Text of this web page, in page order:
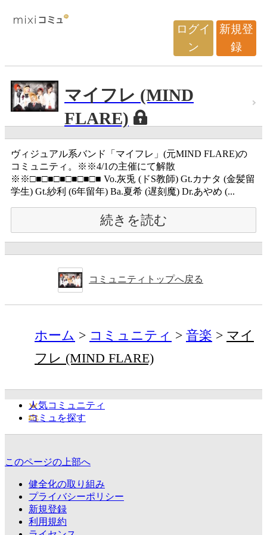
ログイ
ン
新規登
録
マイフレ (MIND
FLARE)
ヴィジュアル系バンド「マイフレ」(元MIND FLARE)の
コミュニティ。※※4/1の主催にて解散
※※□■□■□■□■□■□■ Vo.灰兎 (ドS教師) Gt.カナタ (金髪留
学生) Gt.紗利 (6年留年) Ba.夏希 (遅刻魔) Dr.あやめ (...
続きを読む
コミュニティトップへ戻る
ホーム コミュニティ 音楽
マイ
フレ (MIND FLARE)
人気コミュニティ
コミュを探す
このページの上部へ
健全化の取り組み
プライバシーポリシー
新規登録
利用規約